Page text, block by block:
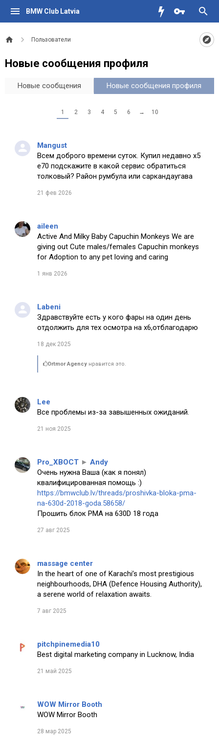
BMW Club Latvia
Пользователи
Новые сообщения профиля
Новые сообщения Новые сообщения профиля
1 2 3 4 5 6 → 10
Mangust
Всем доброго времени суток. Купил недавно х5
е70 подскажите в какой сервис обратиться
толковый? Район румбула или саркандаугава
21 фев 2026
aileen
Active And Milky Baby Capuchin Monkeys We are
giving out Cute males/females Capuchin monkeys
for Adoption to any pet loving and caring
1 янв 2026
Labeni
Здравствуйте есть у кого фары на один день
отдолжить для тех осмотра на х6,отблагодарю
18 дек 2025
Ortmor Agency нравится это.
Lee
Все проблемы из-за завышенных ожиданий.
21 ноя 2025
Pro_XBOCT ► Andy
Очень нужна Ваша (как я понял)
квалифицированная помощь :)
https://bmwclub.lv/threads/proshivka-bloka-pma-
na-630d-2018-goda.58658/
Прошить блок PMA на 630D 18 года
27 авг 2025
massage center
In the heart of one of Karachi’s most prestigious
neighbourhoods, DHA (Defence Housing Authority),
a serene world of relaxation awaits.
7 авг 2025
pitchpinemedia10
Best digital marketing company in Lucknow, India
21 май 2025
WOW Mirror Booth
WOW Mirror Booth
28 мар 2025